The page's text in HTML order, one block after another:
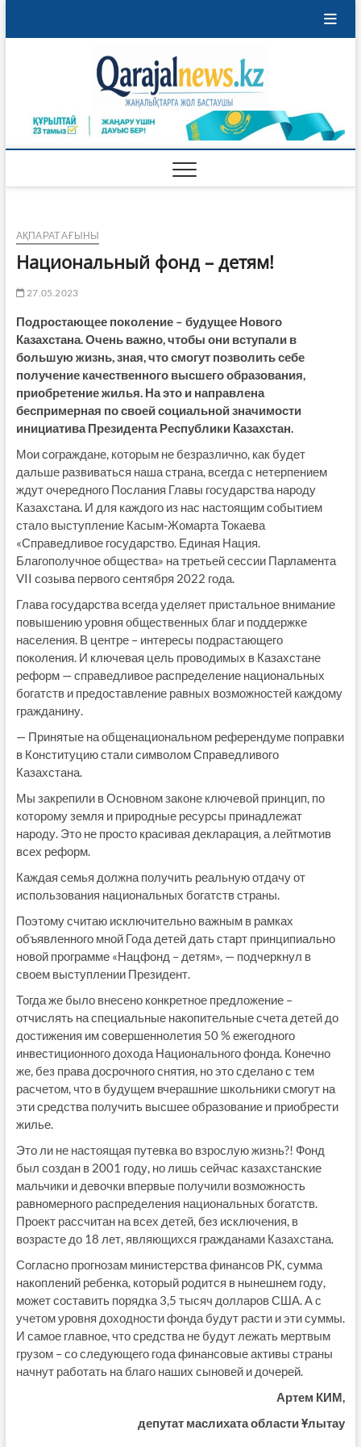
АҚПАРАТ АҒЫНЫ
Национальный фонд – детям!
27.05.2023
Подростающее поколение – будущее Нового
Казахстана. Очень важно, чтобы они вступали в
большую жизнь, зная, что смогут позволить себе
получение качественного высшего образования,
приобретение жилья. На это и направлена
беспримерная по своей социальной значимости
инициатива Президента Республики Казахстан.
Мои сограждане, которым не безразлично, как будет
дальше развиваться наша страна, всегда с нетерпением
ждут очередного Послания Главы государства народу
Казахстана. И для каждого из нас настоящим событием
стало выступление Касым-Жомарта Токаева
«Справедливое государство. Единая Нация.
Благополучное общества» на третьей сессии Парламента
VII созыва первого сентября 2022 года.
Глава государства всегда уделяет пристальное внимание
повышению уровня общественных благ и поддержке
населения. В центре – интересы подрастающего
поколения. И ключевая цель проводимых в Казахстане
реформ — справедливое распределение национальных
богатств и предоставление равных возможностей каждому
гражданину.
— Принятые на общенациональном референдуме поправки
в Конституцию стали символом Справедливого
Казахстана.
Мы закрепили в Основном законе ключевой принцип, по
которому земля и природные ресурсы принадлежат
народу. Это не просто красивая декларация, а лейтмотив
всех реформ.
Каждая семья должна получить реальную отдачу от
использования национальных богатств страны.
Поэтому считаю исключительно важным в рамках
объявленного мной Года детей дать старт принципиально
новой программе «Нацфонд – детям», — подчеркнул в
своем выступлении Президент.
Тогда же было внесено конкретное предложение –
отчислять на специальные накопительные счета детей до
достижения им совершеннолетия 50 % ежегодного
инвестиционного дохода Национального фонда. Конечно
же, без права досрочного снятия, но это сделано с тем
расчетом, что в будущем вчерашние школьники смогут на
эти средства получить высшее образование и приобрести
жилье.
Это ли не настоящая путевка во взрослую жизнь?! Фонд
был создан в 2001 году, но лишь сейчас казахстанские
мальчики и девочки впервые получили возможность
равномерного распределения национальных богатств.
Проект рассчитан на всех детей, без исключения, в
возрасте до 18 лет, являющихся гражданами Казахстана.
Согласно прогнозам министерства финансов РК, сумма
накоплений ребенка, который родится в нынешнем году,
может составить порядка 3,5 тысяч долларов США. А с
учетом уровня доходности фонда будут расти и эти суммы.
И самое главное, что средства не будут лежать мертвым
грузом – со следующего года финансовые активы страны
начнут работать на благо наших сыновей и дочерей.
Артем КИМ,
депутат маслихата области Ұлытау